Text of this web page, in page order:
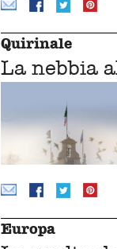
Quirinale
La nebbia
Europa